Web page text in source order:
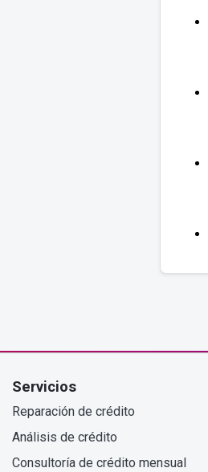
Servicios
Reparación de crédito
Análisis de crédito
Consultoría de crédito mensual